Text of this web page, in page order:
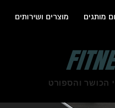
מוצרים ושירותים מותגים
הכושר והספורט